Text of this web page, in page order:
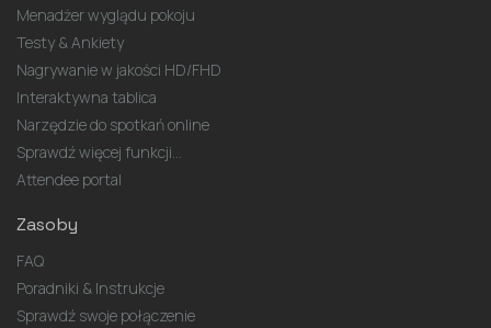
Menadżer wyglądu pokoju
Testy & Ankiety
Nagrywanie w jakości HD/FHD
Interaktywna tablica
Narzędzie do spotkań online
Sprawdź więcej funkcji...
Attendee portal
Zasoby
FAQ
Poradniki & Instrukcje
Sprawdź swoje połączenie